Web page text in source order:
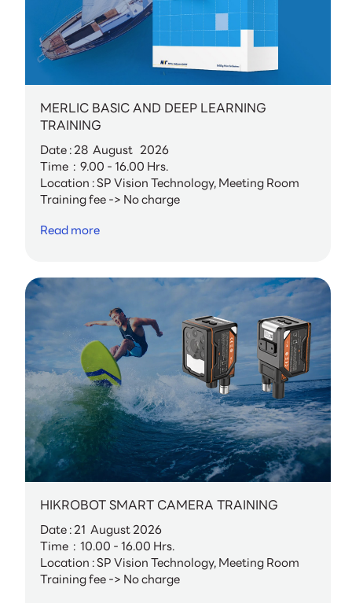
MERLIC BASIC AND DEEP LEARNING
TRAINING
Date : 28 August 2026
Time : 9.00 - 16.00 Hrs.
Location : SP Vision Technology, Meeting Room
Training fee -> No charge
Read more
HIKROBOT SMART CAMERA TRAINING
Date : 21 August 2026
Time : 10.00 - 16.00 Hrs.
Location : SP Vision Technology, Meeting Room
Training fee -> No charge